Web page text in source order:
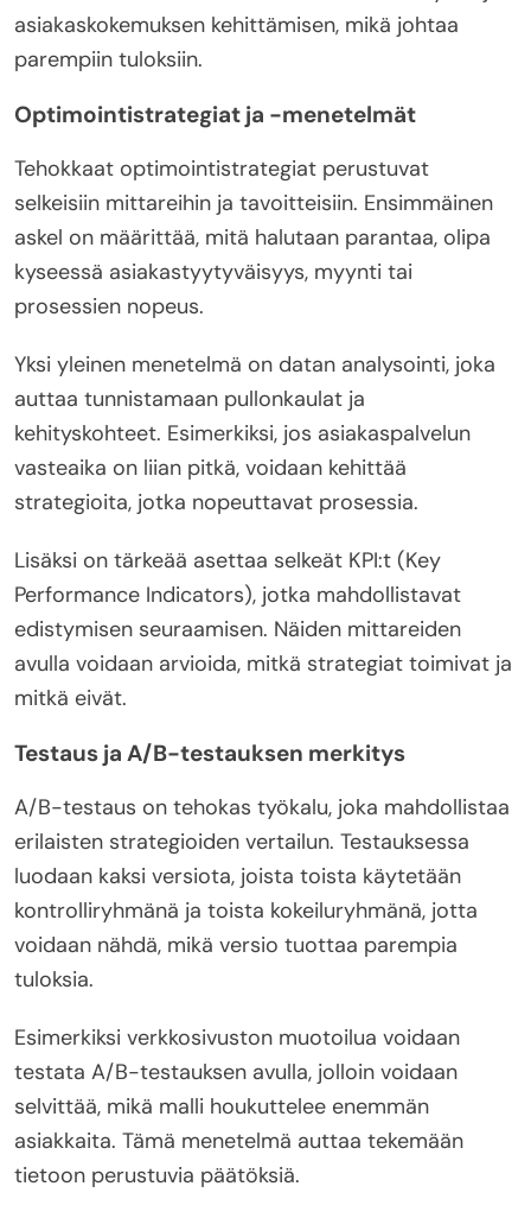
asiakaskokemuksen kehittämisen, mikä johtaa
parempiin tuloksiin.
Optimointistrategiat ja -menetelmät
Tehokkaat optimointistrategiat perustuvat
selkeisiin mittareihin ja tavoitteisiin. Ensimmäinen
askel on määrittää, mitä halutaan parantaa, olipa
kyseessä asiakastyytyväisyys, myynti tai
prosessien nopeus.
Yksi yleinen menetelmä on datan analysointi, joka
auttaa tunnistamaan pullonkaulat ja
kehityskohteet. Esimerkiksi, jos asiakaspalvelun
vasteaika on liian pitkä, voidaan kehittää
strategioita, jotka nopeuttavat prosessia.
Lisäksi on tärkeää asettaa selkeät KPI:t (Key
Performance Indicators), jotka mahdollistavat
edistymisen seuraamisen. Näiden mittareiden
avulla voidaan arvioida, mitkä strategiat toimivat ja
mitkä eivät.
Testaus ja A/B-testauksen merkitys
A/B-testaus on tehokas työkalu, joka mahdollistaa
erilaisten strategioiden vertailun. Testauksessa
luodaan kaksi versiota, joista toista käytetään
kontrolliryhmänä ja toista kokeiluryhmänä, jotta
voidaan nähdä, mikä versio tuottaa parempia
tuloksia.
Esimerkiksi verkkosivuston muotoilua voidaan
testata A/B-testauksen avulla, jolloin voidaan
selvittää, mikä malli houkuttelee enemmän
asiakkaita. Tämä menetelmä auttaa tekemään
tietoon perustuvia päätöksiä.